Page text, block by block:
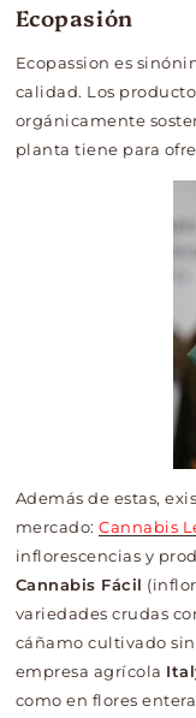
Ecopasión
Ecopassion es
calidad. Los
orgánicamente
planta tiene para
Además de estas,
mercado:Cannabis
inflorescencias y
Cannabis Fácil
variedades crudas
cáñamo cultivado
empresa agrícola
como en flores